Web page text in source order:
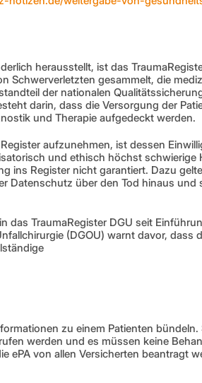
herausstellt, ist das
Schwerverletzten gesammelt, die
der nationalen
darin, dass die Versorgung der
und Therapie aufgedeckt werden.
aufzunehmen, ist dessen
und ethisch höchst schwierige
ins Register nicht garantiert. Dazu
Datenschutz über den Tod hinaus und
TraumaRegister DGU seit
(DGOU) warnt davor, dass
zu einem Patienten
werden und es müssen keine
ePA von allen Versicherten beantragt